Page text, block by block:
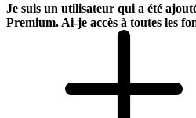
Je suis un utilisateur qui a été
Premium. Ai-je accès à toutes les